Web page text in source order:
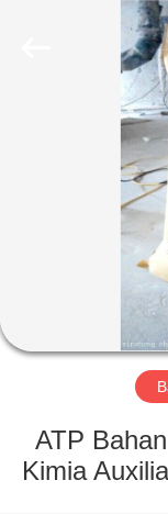
PRODUK
TENTANG
KAMI
TUR
PABRIK
ATP
Kimia